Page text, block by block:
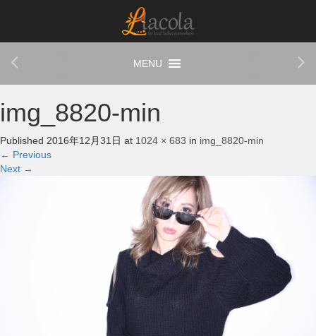
img_8820-min
Published 2016年12月31日 at 1024 × 683 in img_8820-min
← Previous
Next →